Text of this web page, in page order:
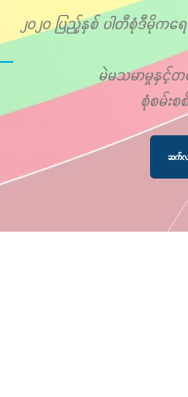
၂၀၂၀ ပြည့်နှစ် ပါတီစုံဒီမိုက
မဲမသမာမှုနှင့်တရ
စုံစမ်း
ဆက်လ